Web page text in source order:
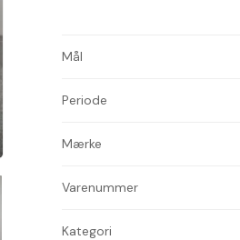
Mål
Periode
Mærke
Varenummer
Kategori